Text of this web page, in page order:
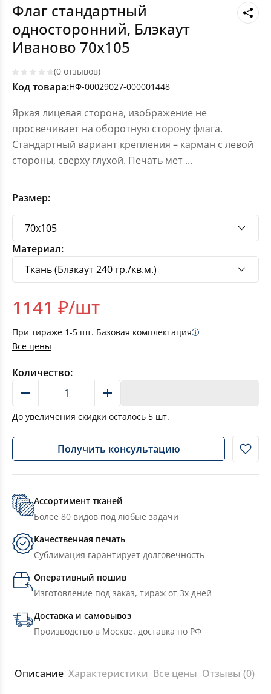
Флаг стандартный
односторонний, Блэкаут
Иваново 70х105
(0 отзывов)
Код товара:НФ-00029027-000001448
Яркая лицевая сторона, изображение не
просвечивает на оборотную сторону флага.
Стандартный вариант крепления – карман с левой
стороны, сверху глухой. Печать мет ...
Размер:
Материал:
1141 ₽/шт
При тираже 1-5 шт. Базовая комплектация
Все цены
Количество:
До увеличения скидки осталось 5 шт.
Получить консультацию
Ассортимент тканей
Более 80 видов под любые задачи
Качественная печать
Сублимация гарантирует долговечность
Оперативный пошив
Изготовление под заказ, тираж от 3х дней
Доставка и самовывоз
Производство в Москве, доставка по РФ
Описание Характеристики Все цены Отзывы (0)